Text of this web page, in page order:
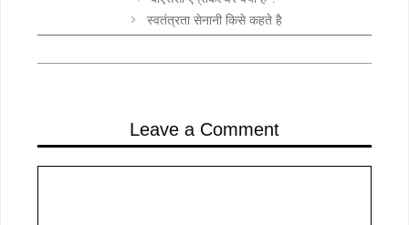
स्वतंत्रता सेनानी किसे कहते है
Leave a Comment